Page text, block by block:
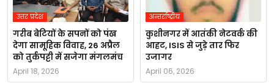
उत्तर प्रदेश
गरीब बेटियों के सपनों को पंख
देगा सामूहिक विवाह, 26 अप्रैल
को तुर्कपट्टी में सजेगा मंगलमंच
April 18, 2026
अन्तर्राष्ट्रीय
कुशीनगर में आतंकी नेटवर्क की
आहट, ISIS से जुड़े तार फिर
उजागर
April 06, 2026